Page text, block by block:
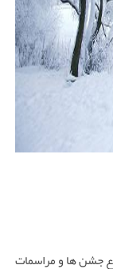
جشن ها و مراسمات